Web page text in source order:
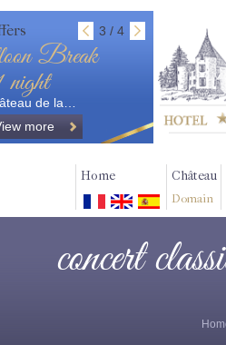
3 / 4
Break
de la…
more
Home Château
Domain
concert